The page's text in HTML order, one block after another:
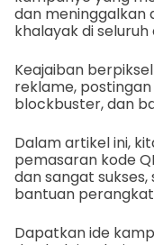
dan meninggalkan
khalayak di seluruh
Keajaiban
reklame,
blockbuster, dan
Dalam artikel ini,
pemasaran kode
dan sangat
bantuan
Dapatkan ide